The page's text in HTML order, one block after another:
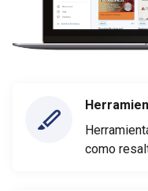
como